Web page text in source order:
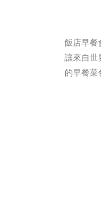
飯店早餐
讓來自世
的早餐菜